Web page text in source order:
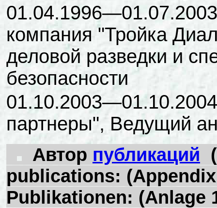
компания "Тройка
деловой разведки и
безопасности
партнеры", Ведущий
Автор публикаций
publications:
Publikationen: (Anlage